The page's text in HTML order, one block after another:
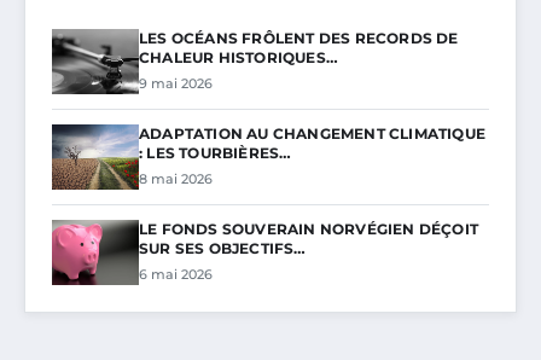
LES OCÉANS FRÔLENT DES RECORDS DE
CHALEUR HISTORIQUES…
9 mai 2026
ADAPTATION AU CHANGEMENT CLIMATIQUE
: LES TOURBIÈRES…
8 mai 2026
LE FONDS SOUVERAIN NORVÉGIEN DÉÇOIT
SUR SES OBJECTIFS…
6 mai 2026